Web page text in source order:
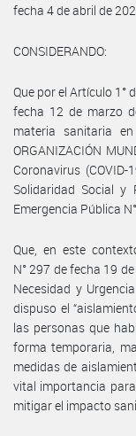
fecha 4 de abril de
CONSIDERANDO:
Que por el Artículo 1°
fecha 12 de marzo
materia sanitaria
ORGANIZACIÓN
Coronavirus
Solidaridad Social y
Emergencia Pública
Que, en este
N° 297 de fecha 19
Necesidad y
dispuso el
las personas que
forma temporaria,
medidas de
vital importancia
mitigar el impacto